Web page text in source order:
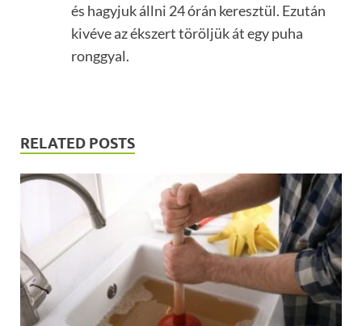
és hagyjuk állni 24 órán keresztül. Ezután
kivéve az ékszert töröljük át egy puha
ronggyal.
RELATED POSTS